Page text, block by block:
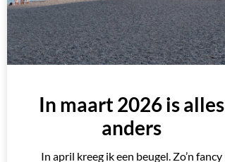
In maart 2026 is alles
anders
In april kreeg ik een beugel. Zo’n fancy